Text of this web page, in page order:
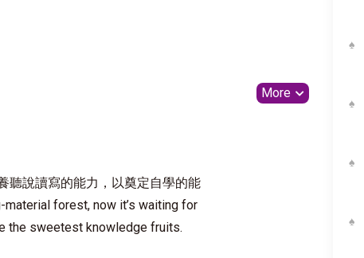
More
聽說讀寫的能力，以奠定自學的能
material forest, now it’s waiting for
the sweetest knowledge fruits.